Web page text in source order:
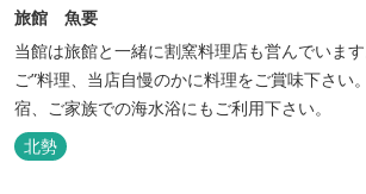
旅館 魚要
当館は旅館と一緒に割窯料理店も営んでいま
ご”料理、当店自慢のかに料理をご賞味下さい
宿、ご家族での海水浴にもご利用下さい。
北勢